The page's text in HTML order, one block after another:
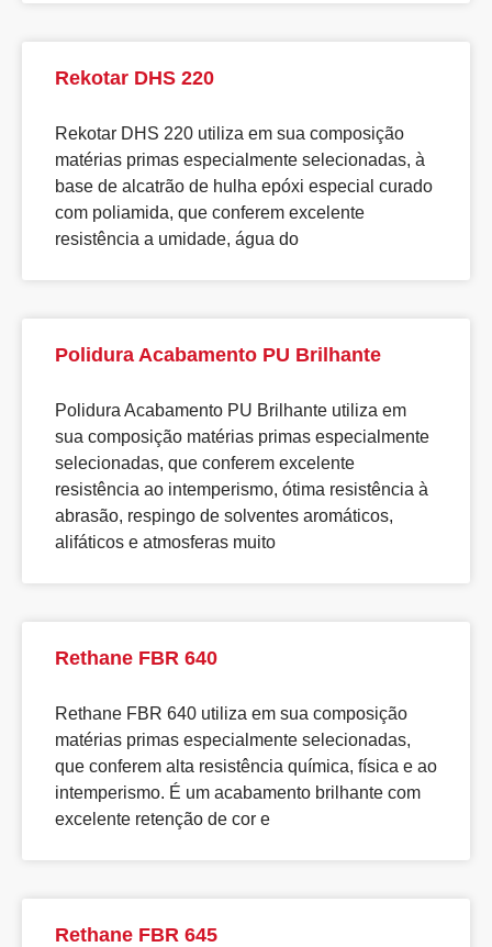
Rekotar DHS 220
Rekotar DHS 220 utiliza em sua composição
matérias primas especialmente selecionadas, à
base de alcatrão de hulha epóxi especial curado
com poliamida, que conferem excelente
resistência a umidade, água do
Polidura Acabamento PU Brilhante
Polidura Acabamento PU Brilhante utiliza em
sua composição matérias primas especialmente
selecionadas, que conferem excelente
resistência ao intemperismo, ótima resistência à
abrasão, respingo de solventes aromáticos,
alifáticos e atmosferas muito
Rethane FBR 640
Rethane FBR 640 utiliza em sua composição
matérias primas especialmente selecionadas,
que conferem alta resistência química, física e ao
intemperismo. É um acabamento brilhante com
excelente retenção de cor e
Rethane FBR 645